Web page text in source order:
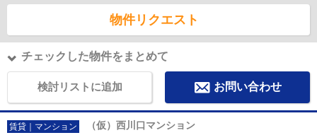
物件リクエスト
チェックした物件をまとめて
検討リストに追加 お問い合わせ
賃貸｜マンション （仮）西川口マンション